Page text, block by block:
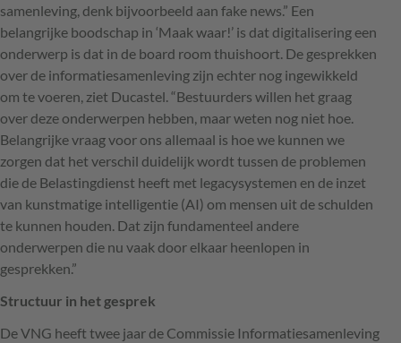
samenleving, denk bijvoorbeeld aan fake news.” Een
belangrijke boodschap in ‘Maak waar!’ is dat digitalisering een
onderwerp is dat in de board room thuishoort. De gesprekken
over de informatiesamenleving zijn echter nog ingewikkeld
om te voeren, ziet Ducastel. “Bestuurders willen het graag
over deze onderwerpen hebben, maar weten nog niet hoe.
Belangrijke vraag voor ons allemaal is hoe we kunnen we
zorgen dat het verschil duidelijk wordt tussen de problemen
die de Belastingdienst heeft met legacysystemen en de inzet
van kunstmatige intelligentie (AI) om mensen uit de schulden
te kunnen houden. Dat zijn fundamenteel andere
onderwerpen die nu vaak door elkaar heenlopen in
gesprekken.”
Structuur in het gesprek
DeVNG heeft twee jaar de Commissie Informatiesamenleving